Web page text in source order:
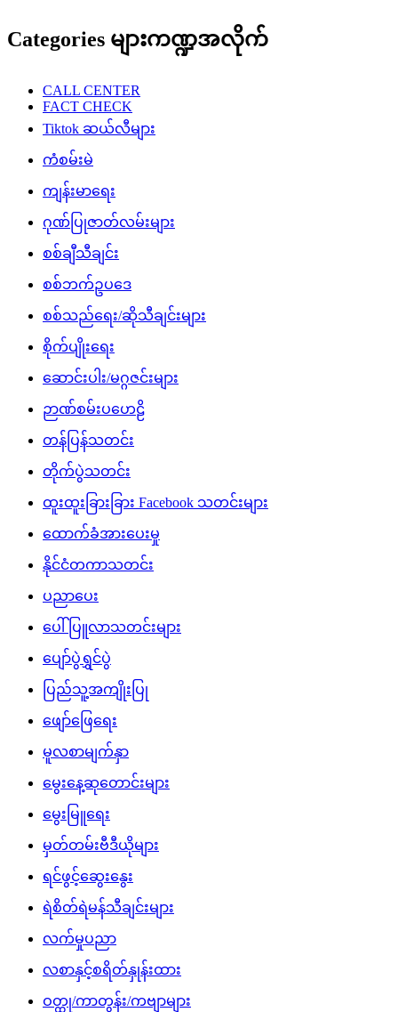
Categories များကဏ္ဍအလိုက်
CALL CENTER
FACT CHECK
Tiktok ဆယ်လီများ
ကံစမ်းမဲ
ကျန်းမာရေး
ဂုဏ်ပြုဇာတ်လမ်းများ
စစ်ချီသီချင်း
စစ်ဘက်ဥပဒေ
စစ်သည်ရေး/ဆိုသီချင်းများ
စိုက်ပျိုးရေး
ဆောင်းပါး/မဂ္ဂဇင်းများ
ဉာဏ်စမ်းပဟေဠိ
တန်ပြန်သတင်း
တိုက်ပွဲသတင်း
ထူးထူးခြားခြား Facebook သတင်းများ
ထောက်ခံအားပေးမှု
နိုင်ငံတကာသတင်း
ပညာပေး
ပေါ်ပြူလာသတင်းများ
ပျော်ပွဲရွှင်ပွဲ
ပြည်သူ့အကျိုးပြု
ဖျော်ဖြေရေး
မူလစာမျက်နှာ
မွေးနေ့ဆုတောင်းများ
မွေးမြူရေး
မှတ်တမ်းဗီဒီယိုများ
ရင်ဖွင့်ဆွေးနွေး
ရဲစိတ်ရဲမန်သီချင်းများ
လက်မှုပညာ
လစာနှင့်စရိတ်နှုန်းထား
ဝတ္ထု/ကာတွန်း/ကဗျာများ